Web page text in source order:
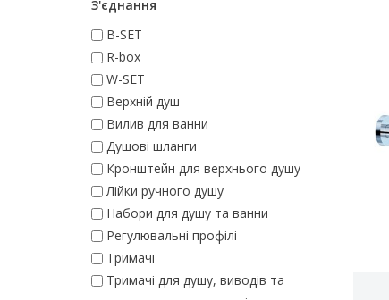
З'єднання
B-SET
R-box
W-SET
Верхній душ
Вилив для ванни
Душові шланги
Кронштейн для верхнього душу
Лійки ручного душу
Набори для душу та ванни
Регулювальні профілі
Тримачі
Тримачі для душу, виводів та